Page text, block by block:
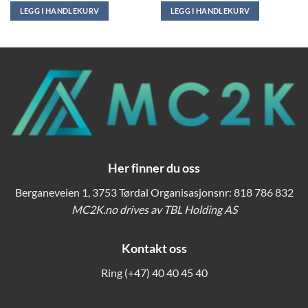
var:
kr 1.687,50.
LEGG I HANDLEKURV
var:
kr 17.999,00.
LEGG I HANDLEKURV
Her finner du oss
Berganeveien 1, 3753 Tørdal Organisasjonsnr: 818 786 832
MC2K.no drives av TBL Holding AS
Kontakt oss
Ring (+47) 40 40 45 40